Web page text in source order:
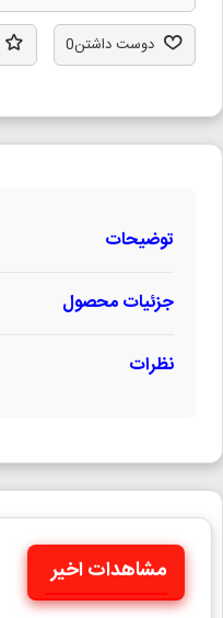
دوست داشتن0
توضیحات
جزئیات محصول
نظرات
مشاهدات اخیر